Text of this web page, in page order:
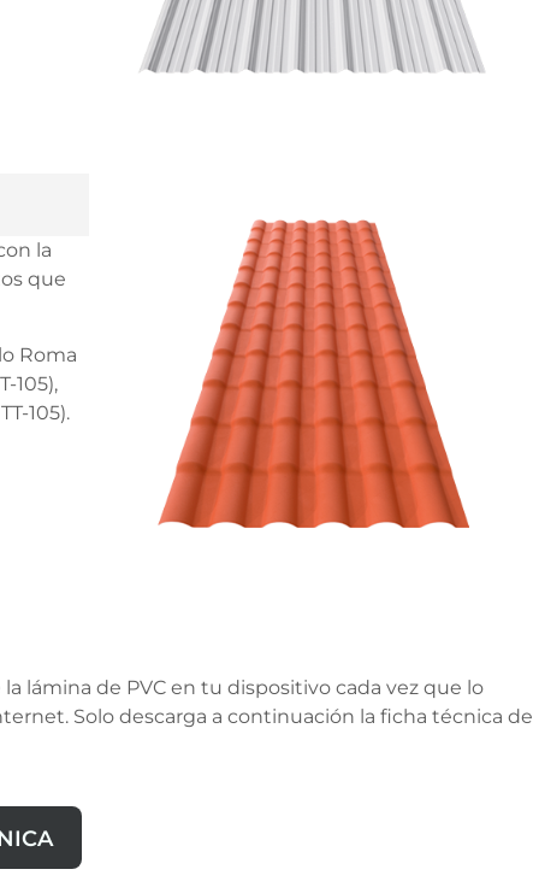
la
que
Roma
105),
105).
lámina de PVC en tu dispositivo cada vez que lo
Solo descarga a continuación la ficha técnica de